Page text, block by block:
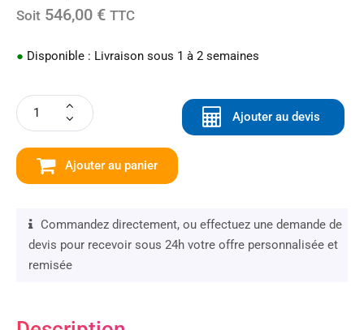
Soit 546,00 € TTC
● Disponible : Livraison sous 1 à 2 semaines
Ajouter au panier
Ajouter au devis
Commandez directement, ou effectuez une demande de
devis pour recevoir sous 24h votre offre personnalisée et
remisée